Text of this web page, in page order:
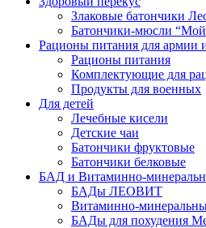
Злаковые батончики
Батончики-мюсли
Рационы питания для армии
Рационы питания
Комплектующие для
Продукты для военных
Для детей
Лечебные кисели
Детские чаи
Батончики фруктовые
Батончики белковые
БАД и Витаминно-
БАДы ЛЕОВИТ
Витаминно-
БАДы для похудения